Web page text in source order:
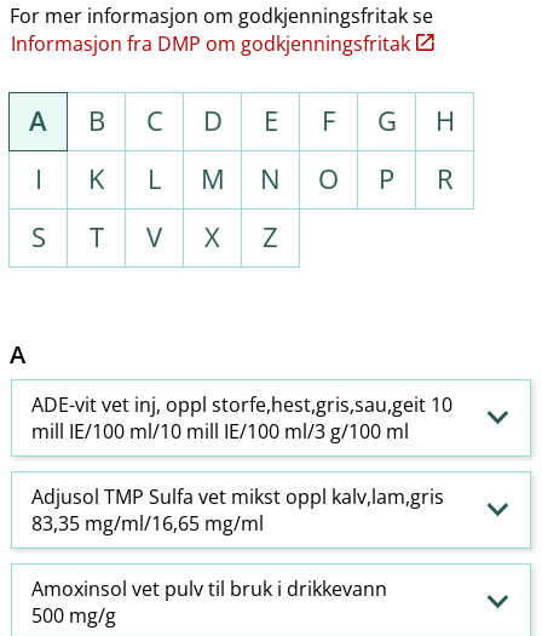
For mer informasjon om godkjenningsfritak se
Informasjon fra DMP om godkjenningsfritak
A B C D E F G
H
I
K L M N O P
R
S
T V X Z
A
ADE-vit vet inj, oppl storfe,hest,gris,sau,geit 10
mill IE/100 ml/10 mill IE/100 ml/3 g/100 ml
Adjusol TMP Sulfa vet mikst oppl kalv,lam,gris
83,35 mg/ml/16,65 mg/ml
Amoxinsol vet pulv til bruk i drikkevann
500 mg/g